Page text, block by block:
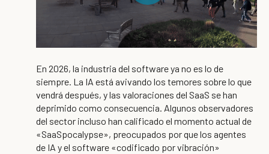
En 2026, la industria del software ya no es lo de
siempre. La IA está avivando los temores sobre lo que
vendrá después, y las valoraciones del SaaS se han
deprimido como consecuencia. Algunos observadores
del sector incluso han calificado el momento actual de
«SaaSpocalypse», preocupados por que los agentes
de IA y el software «codificado por vibración»